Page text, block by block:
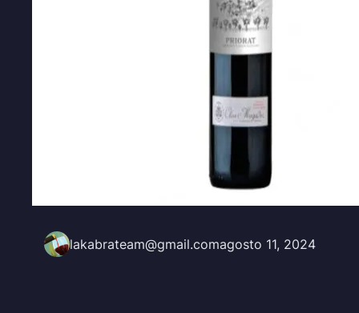
lakabrateam@gmail.comagosto 11, 2024